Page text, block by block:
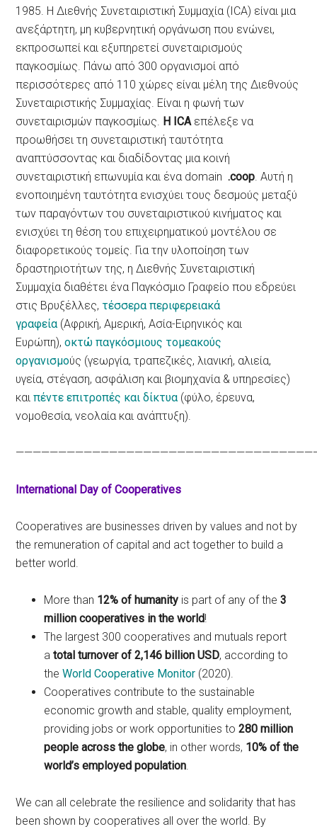
1985. Η Διεθνής Συνεταιριστική Συμμαχία (ICA) είναι μια
ανεξάρτητη, μη κυβερνητική οργάνωση που ενώνει,
εκπροσωπεί και εξυπηρετεί συνεταιρισμούς
παγκοσμίως. Πάνω από 300 οργανισμοί από
περισσότερες από 110 χώρες είναι μέλη της Διεθνούς
Συνεταιριστικής Συμμαχίας. Είναι η φωνή των
συνεταιρισμών παγκοσμίως. Η ICAεπέλεξε να
προωθήσει τη συνεταιριστική ταυτότητα
αναπτύσσοντας και διαδίδοντας μια κοινή
συνεταιριστική επωνυμία και ένα domain.coop. Αυτή η
ενοποιημένη ταυτότητα ενισχύει τους δεσμούς μεταξύ
των παραγόντων του συνεταιριστικού κινήματος και
ενισχύει τη θέση του επιχειρηματικού μοντέλου σε
διαφορετικούς τομείς. Για την υλοποίηση των
δραστηριοτήτων της, η Διεθνής Συνεταιριστική
Συμμαχία διαθέτει ένα Παγκόσμιο Γραφείο που εδρεύει
στις Βρυξέλλες, τέσσερα περιφερειακά
γραφεία(Αφρική, Αμερική, Ασία-Ειρηνικός και
Ευρώπη),οκτώ παγκόσμιους τομεακούς
οργανισμούς (γεωργία, τραπεζικές, λιανική, αλιεία,
υγεία, στέγαση, ασφάλιση και βιομηχανία & υπηρεσίες)
καιπέντε επιτροπές και δίκτυα(φύλο, έρευνα,
νομοθεσία, νεολαία και ανάπτυξη).
International Day of Cooperatives
Cooperatives are businesses driven by values and not by
the remuneration of capital and act together to build a
better world.
More than 12% of humanity is part of any of the3
million cooperatives in the world!
The largest 300 cooperatives and mutuals report
atotal turnover of 2,146 billion USD, according to
theWorld Cooperative Monitor (2020).
Cooperatives contribute to the sustainable
economic growth and stable, quality employment,
providing jobs or work opportunities to280 million
people across the globe, in other words, 10% of the
world’s employed population.
We can all celebrate the resilience and solidarity that has
been shown by cooperatives all over the world. By